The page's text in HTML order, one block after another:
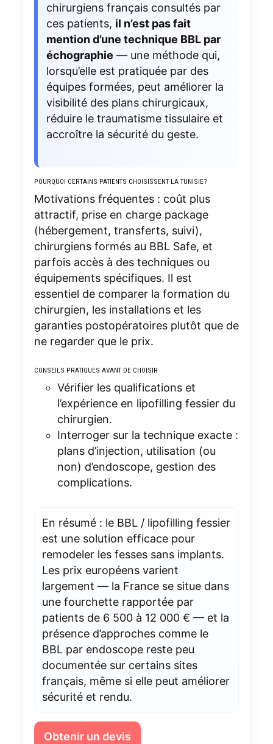
chirurgiens français consultés par
ces patients, il n’est pas fait
mention d’une technique BBL par
échographie — une méthode qui,
lorsqu’elle est pratiquée par des
équipes formées, peut améliorer la
visibilité des plans chirurgicaux,
réduire le traumatisme tissulaire et
accroître la sécurité du geste.
POURQUOI CERTAINS PATIENTS CHOISISSENT LA TUNISIE?
Motivations fréquentes : coût plus
attractif, prise en charge package
(hébergement, transferts, suivi),
chirurgiens formés au BBL Safe, et
parfois accès à des techniques ou
équipements spécifiques. Il est
essentiel de comparer la formation du
chirurgien, les installations et les
garanties postopératoires plutôt que de
ne regarder que le prix.
CONSEILS PRATIQUES AVANT DE CHOISIR
Vérifier les qualifications et
l’expérience en lipofilling fessier du
chirurgien.
Interroger sur la technique exacte :
plans d’injection, utilisation (ou
non) d’endoscope, gestion des
complications.
En résumé : le BBL / lipofilling fessier
est une solution efficace pour
remodeler les fesses sans implants.
Les prix européens varient
largement — la France se situe dans
une fourchette rapportée par
patients de 6 500 à 12 000 € — et la
présence d’approches comme le
BBL par endoscope reste peu
documentée sur certains sites
français, même si elle peut améliorer
sécurité et rendu.
Obtenir un devis